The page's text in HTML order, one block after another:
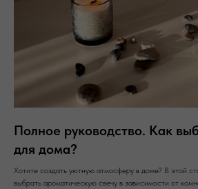
Полное руководство. Как
для дома?
Хотите создать уютную атмосферу в доме? В этой
выбрать ароматическую свечу в зависимости от